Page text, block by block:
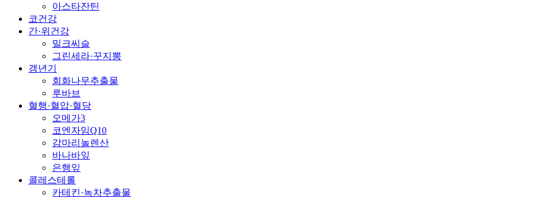
아스타잔틴
코건강
간·위건강
밀크씨슬
그린세라·꾸지뽕
갱년기
회화나무추출물
루바브
혈행·혈압·혈당
오메가3
코엔자임Q10
감마리놀렌산
바나바잎
은행잎
콜레스테롤
카테킨·녹차추출물